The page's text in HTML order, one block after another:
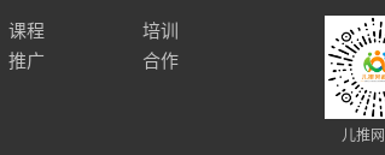
课程
培训
推广 合作
儿推